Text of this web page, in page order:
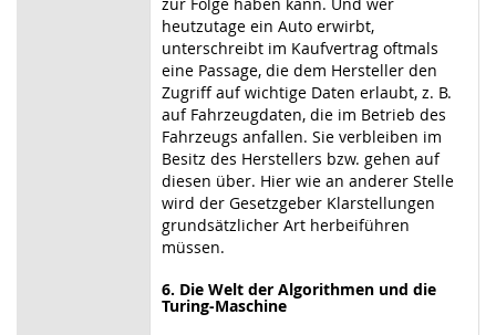
heutzutage ein Auto erwirbt,
unterschreibt im Kaufvertrag oftmals
eine Passage, die dem Hersteller den
Zugriff auf wichtige Daten erlaubt, z. B.
auf Fahrzeugdaten, die im Betrieb des
Fahrzeugs anfallen. Sie verbleiben im
Besitz des Herstellers bzw. gehen auf
diesen über. Hier wie an anderer Stelle
wird der Gesetzgeber Klarstellungen
grundsätzlicher Art herbeiführen
müssen.
6. Die Welt der Algorithmen und die
Turing-Maschine